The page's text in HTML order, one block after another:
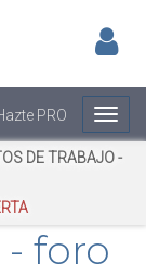
PRO
DE TRABAJO -
foro